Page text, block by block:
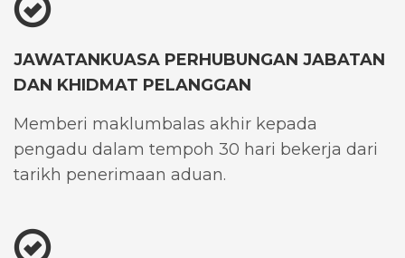
JAWATANKUASA PERHUBUNGAN JABATAN
DAN KHIDMAT PELANGGAN
Memberi maklumbalas akhir kepada
pengadu dalam tempoh 30 hari bekerja dari
tarikh penerimaan aduan.